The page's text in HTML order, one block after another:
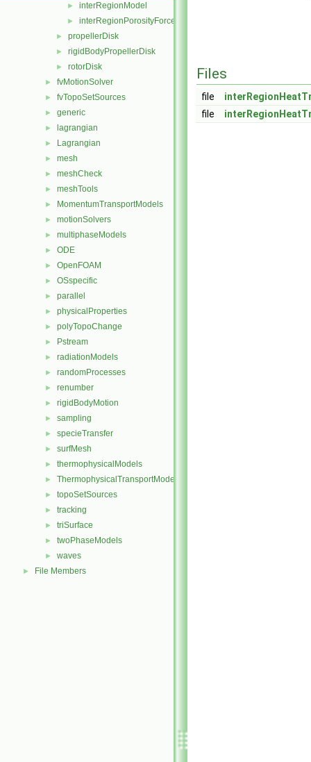
► interRegionModel
► interRegionPorosityForce
► propellerDisk
► rigidBodyPropellerDisk
► rotorDisk
► fvMotionSolver
► fvTopoSetSources
► generic
► lagrangian
► Lagrangian
► mesh
► meshCheck
► meshTools
► MomentumTransportModels
► motionSolvers
► multiphaseModels
► ODE
► OpenFOAM
► OSspecific
► parallel
► physicalProperties
► polyTopoChange
► Pstream
► radiationModels
► randomProcesses
► renumber
► rigidBodyMotion
► sampling
► specieTransfer
► surfMesh
► thermophysicalModels
► ThermophysicalTransportModels
► topoSetSources
► tracking
► triSurface
► twoPhaseModels
► waves
► File Members
Files
file
file